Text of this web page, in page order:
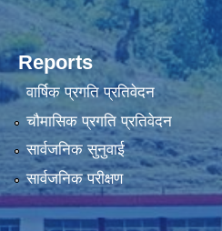
Reports
वार्षिक प्रगति प्रतिवेदन
चौमासिक प्रगति प्रतिवेदन
सार्वजनिक सुनुवाई
सार्वजनिक परीक्षण